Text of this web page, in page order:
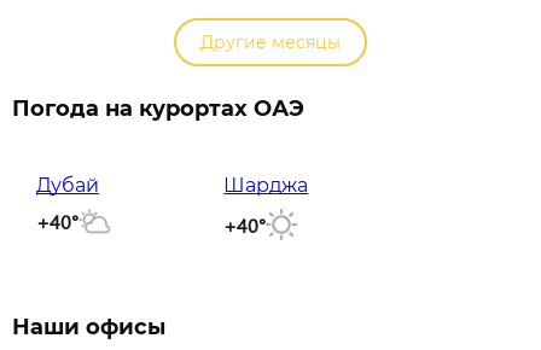
Другие месяцы
Погода на курортах ОАЭ
Дубай
+40°
Шарджа
+40°
Наши офисы